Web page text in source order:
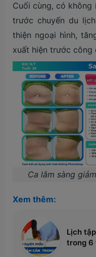
Cuối cùng, có
trước chuyến du
thiện ngoại hình,
xuất hiện trước công
Ca lâm sàng
Xem thêm:
Lịch
trong 6